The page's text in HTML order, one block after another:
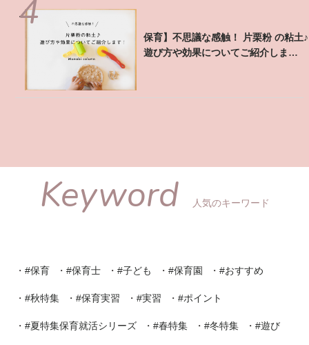
【保育】不思議な感触！ 片栗粉 の粘土♪
遊び方や効果についてご紹介しま
Keyword 人気のキーワード
#保育 #保育士 #子ども #保育園 #おすすめ
#秋特集 #保育実習 #実習 #ポイント
#夏特集保育就活シリーズ #春特集 #冬特集 #遊び